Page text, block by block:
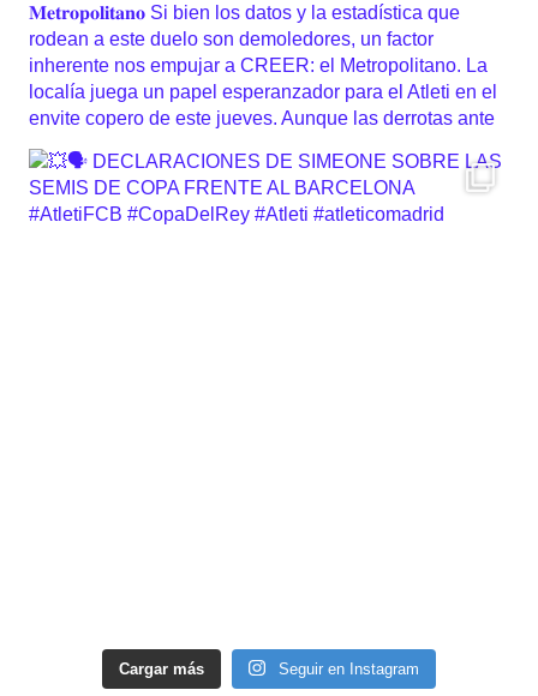
Cargar más Seguir en Instagram